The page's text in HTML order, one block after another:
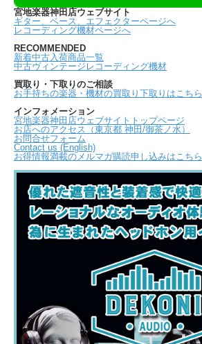
宮地楽器神田店ウェブサイト
ギター、ベース、エフェクターページへ
レコーディング機材ページへ
RECOMMENDED
新着中古入荷商品一覧
中古ヴィンテージレコーディング機材
買取り・下取りのご相談
お手持ちの楽器・機材の買取り下取りはこちら
インフォメーション
宮地楽器神田店ウェブサイトトップページ
お店へのアクセス（東京都 神田/御茶ノ水）
お問合せフォーム
Contact us (English)
お得情報満載のメルマガ購読申し込みはこちら